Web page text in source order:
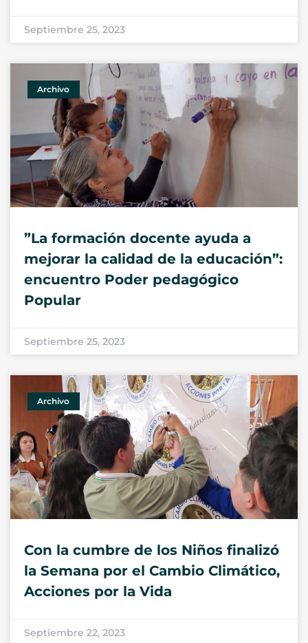
Septiembre 25, 2023
Archivo
”La formación docente ayuda a
mejorar la calidad de la educación”:
encuentro Poder pedagógico
Popular
Septiembre 25, 2023
Archivo
Con la cumbre de los Niños finalizó
la Semana por el Cambio Climático,
Acciones por la Vida
Septiembre 22, 2023